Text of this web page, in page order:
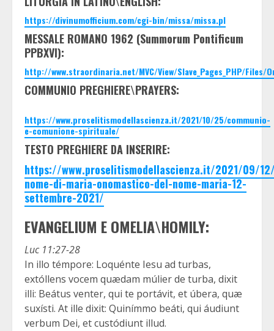
https://divinumofficium.com/cgi-bin/missa/missa.pl
MESSALE ROMANO 1962 (Summorum Pontificum
PPBXVI):
http://www.straordinaria.net/MVC/View/Slave_Pages_PHP/Files/
COMMUNIO PREGHIERE\PRAYERS:
https://www.proselitismodellascienza.it/2021/10/25/communio-
e-comunione-spirituale/
TESTO PREGHIERE DA INSERIRE:
https://www.proselitismodellascienza.it/2021/09/
nome-di-maria-onomastico-del-nome-maria-12-
settembre-2021/
EVANGELIUM E OMELIA\HOMILY:
Luc 11:27-28
In illo témpore: Loquénte Iesu ad turbas,
extóllens vocem quædam múlier de turba, dixit
illi: Beátus venter, qui te portávit, et úbera, quæ
suxísti. At ille dixit: Quinímmo beáti, qui áudiunt
verbum Dei, et custódiunt illud.